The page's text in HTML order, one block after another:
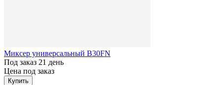
Миксер универсальный B30FN
Под заказ 21 день
Цена под заказ
Купить